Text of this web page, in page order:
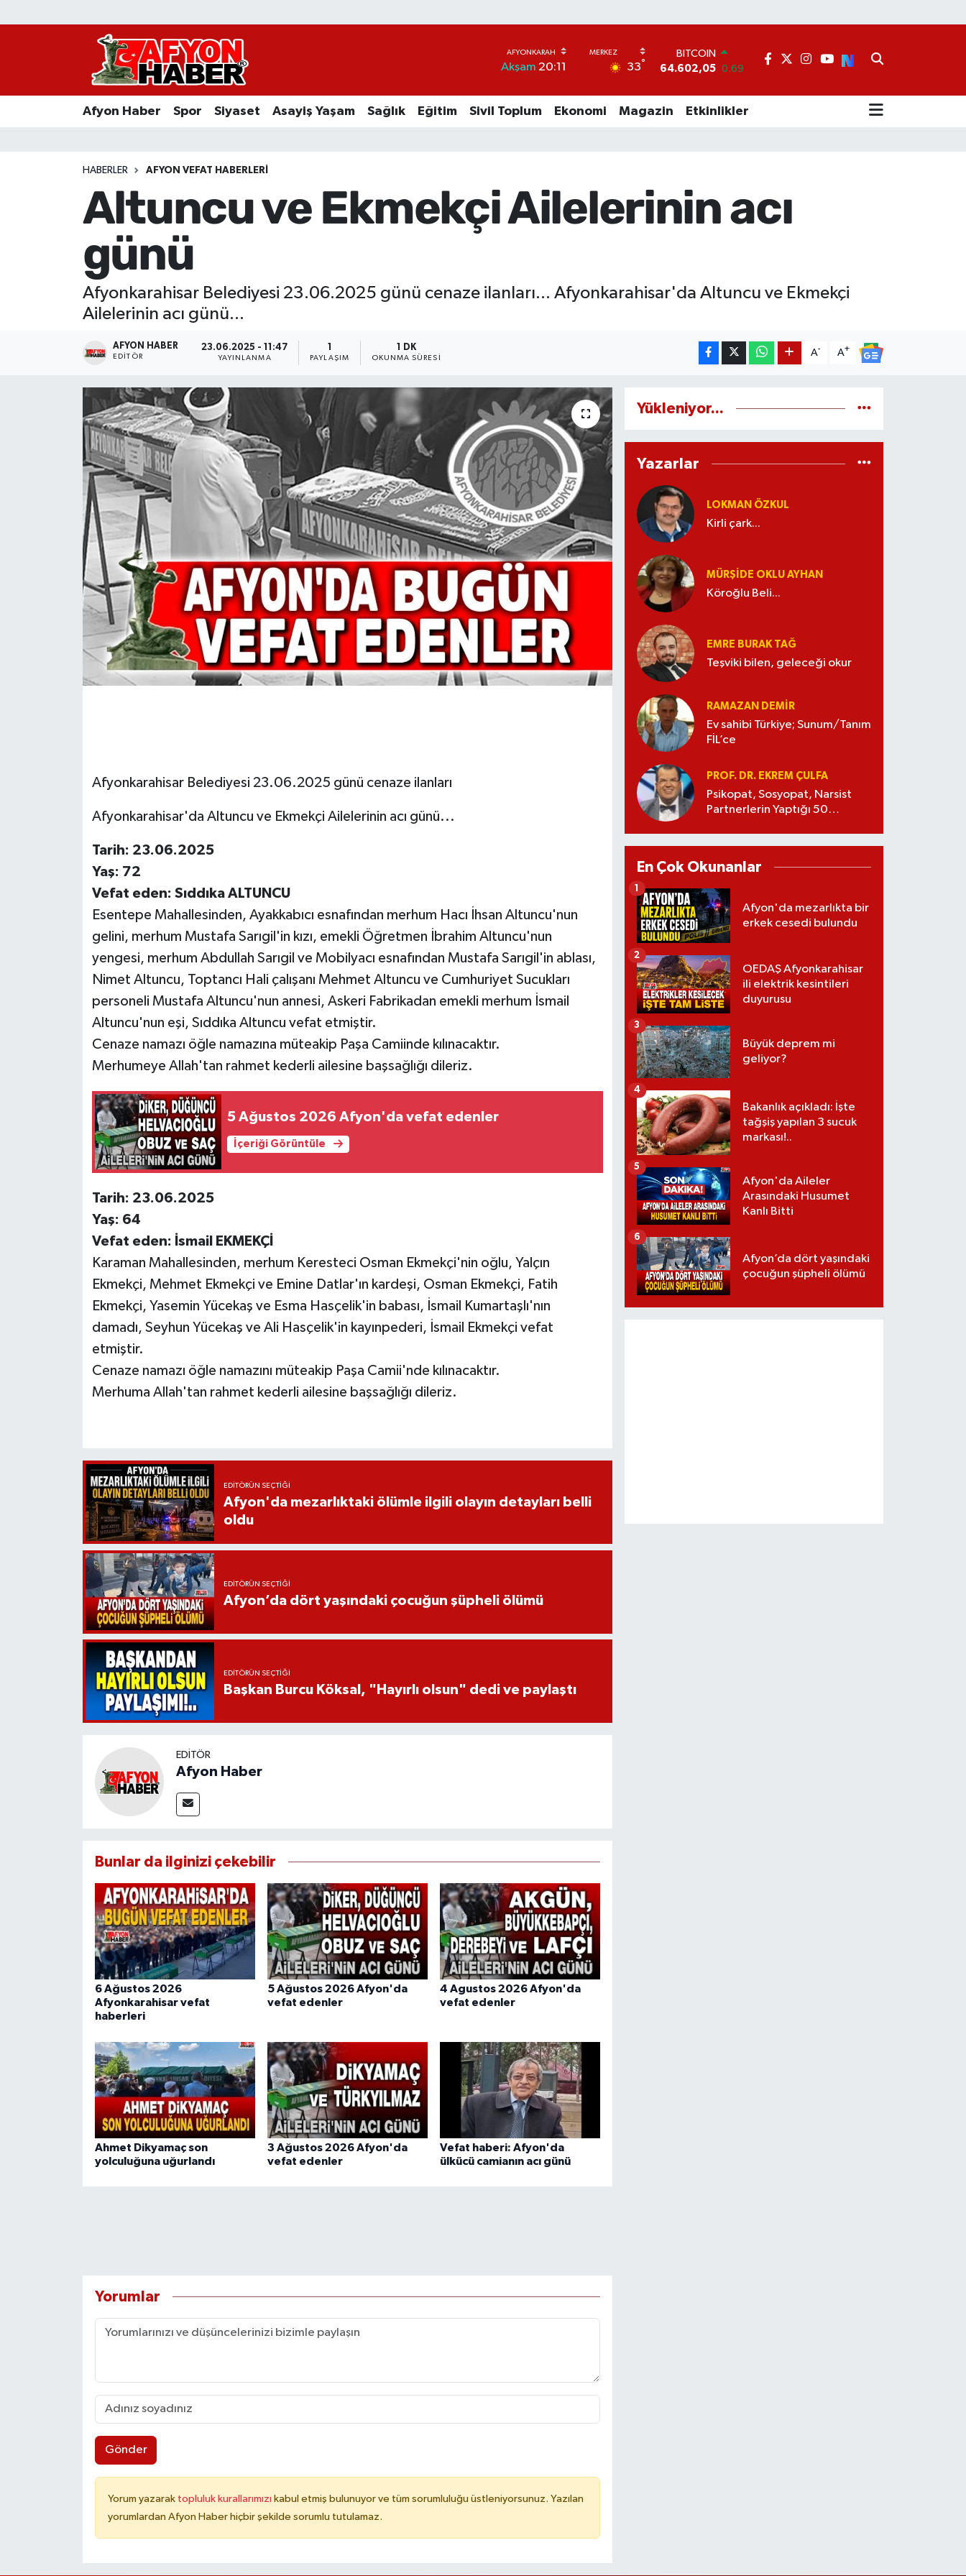
Akşam 20:11 33°
DOLAR
EURO
BİST100
13.768
Afyon Haber Spor Siyaset Asayiş Yaşam Sağlık Eğitim Sivil Toplum Ekonomi Magazin Etkinlikler
HABERLER AFYON VEFAT HABERLERI
Altuncu ve Ekmekçi Ailelerinin acı
günü
Afyonkarahisar Belediyesi 23.06.2025 günü cenaze ilanları... Afyonkarahisar'da Altuncu ve Ekmekçi
Ailelerinin acı günü...
AFYON HABER
EDITÖR
23.06.2025 - 11:47
YAYINLANMA PAYLAŞIM
1 DK
OKUNMA SÜRESI
A- A+
Afyonkarahisar Belediyesi 23.06.2025 günü cenaze ilanları
Afyonkarahisar'da Altuncu ve Ekmekçi Ailelerinin acı günü...
Tarih: 23.06.2025
Yaş: 72
Vefat eden: Sıddıka ALTUNCU
Esentepe Mahallesinden, Ayakkabıcı esnafından merhum Hacı İhsan Altuncu'nun
gelini, merhum Mustafa Sarıgil'in kızı, emekli Öğretmen İbrahim Altuncu'nun
yengesi, merhum Abdullah Sarıgil ve Mobilyacı esnafından Mustafa Sarıgil'in ablası,
Nimet Altuncu, Toptancı Hali çalışanı Mehmet Altuncu ve Cumhuriyet Sucukları
personeli Mustafa Altuncu'nun annesi, Askeri Fabrikadan emekli merhum İsmail
Altuncu'nun eşi, Sıddıka Altuncu vefat etmiştir.
Cenaze namazı öğle namazına müteakip Paşa Camiinde kılınacaktır.
Merhumeye Allah'tan rahmet kederli ailesine başsağlığı dileriz.
5 Ağustos 2026 Afyon'da vefat edenler
İçeriği Görüntüle
Tarih: 23.06.2025
Yaş: 64
Vefat eden: İsmail EKMEKÇİ
Karaman Mahallesinden, merhum Keresteci Osman Ekmekçi'nin oğlu, Yalçın
Ekmekçi, Mehmet Ekmekçi ve Emine Datlar'ın kardeşi, Osman Ekmekçi, Fatih
Ekmekçi, Yasemin Yücekaş ve Esma Hasçelik'in babası, İsmail Kumartaşlı'nın
damadı, Seyhun Yücekaş ve Ali Hasçelik'in kayınpederi, İsmail Ekmekçi vefat
etmiştir.
Cenaze namazı öğle namazını müteakip Paşa Camii'nde kılınacaktır.
Merhuma Allah'tan rahmet kederli ailesine başsağlığı dileriz.
EDITÖRÜN SEÇTIĞI
Afyon'da mezarlıktaki ölümle ilgili olayın detayları belli
oldu
EDITÖRÜN SEÇTIĞI
Afyon’da dört yaşındaki çocuğun şüpheli ölümü
EDITÖRÜN SEÇTIĞI
Başkan Burcu Köksal, "Hayırlı olsun" dedi ve paylaştı
EDITÖR
Afyon Haber
Bunlar da ilginizi çekebilir
6 Ağustos 2026
Afyonkarahisar vefat
haberleri
5 Ağustos 2026 Afyon'da
vefat edenler
4 Agustos 2026 Afyon'da
vefat edenler
Ahmet Dikyamaç son
yolculuğuna uğurlandı
3 Ağustos 2026 Afyon'da
vefat edenler
Vefat haberi: Afyon'da
ülkücü camianın acı günü
Yorumlar
Gönder
Yorum yazarak topluluk kurallarımızı kabul etmiş bulunuyor ve tüm sorumluluğu üstleniyorsunuz. Yazılan
yorumlardan Afyon Haber hiçbir şekilde sorumlu tutulamaz.
Yükleniyor...
Yazarlar
LOKMAN ÖZKUL
Kirli çark...
MÜRŞIDE OKLU AYHAN
Köroğlu Beli...
EMRE BURAK TAĞ
Teşviki bilen, geleceği okur
RAMAZAN DEMİR
Ev sahibi Türkiye; Sunum/Tanım
FİL’ce
PROF. DR. EKREM ÇULFA
Psikopat, Sosyopat, Narsist
Partnerlerin Yaptığı 50
En Çok Okunanlar
Afyon'da mezarlıkta bir
erkek cesedi bulundu
1
OEDAŞ Afyonkarahisar
ili elektrik kesintileri
duyurusu
2
Büyük deprem mi
geliyor?
3
Bakanlık açıkladı: İşte
tağşiş yapılan 3 sucuk
markası!..
4
Afyon'da Aileler
Arasındaki Husumet
Kanlı Bitti
5
Afyon’da dört yaşındaki
çocuğun şüpheli ölümü
6
Afyon Haber
Asayiş Yaşam
Sivil Toplum
Ekonomi
Magazin